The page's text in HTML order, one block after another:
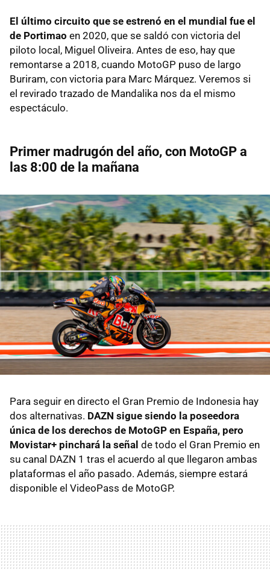
El último circuito que se estrenó en el mundial fue el
de Portimao en 2020, que se saldó con victoria del
piloto local, Miguel Oliveira. Antes de eso, hay que
remontarse a 2018, cuando MotoGP puso de largo
Buriram, con victoria para Marc Márquez. Veremos si
el revirado trazado de Mandalika nos da el mismo
espectáculo.
Primer madrugón del año, con MotoGP a
las 8:00 de la mañana
Para seguir en directo el Gran Premio de Indonesia hay
dos alternativas. DAZN sigue siendo la poseedora
única de los derechos de MotoGP en España, pero
Movistar+ pinchará la señal de todo el Gran Premio en
su canal DAZN 1 tras el acuerdo al que llegaron ambas
plataformas el año pasado. Además, siempre estará
disponible el VideoPass de MotoGP.